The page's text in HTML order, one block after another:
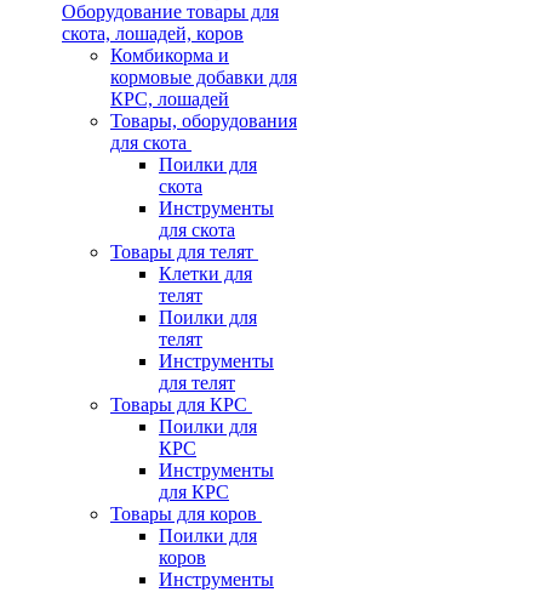
Оборудование товары для
скота, лошадей, коров
Комбикорма и
кормовые добавки для
КРС, лошадей
Товары, оборудования
для скота
Поилки для
скота
Инструменты
для скота
Товары для телят
Клетки для
телят
Поилки для
телят
Инструменты
для телят
Товары для КРС
Поилки для
КРС
Инструменты
для КРС
Товары для коров
Поилки для
коров
Инструменты